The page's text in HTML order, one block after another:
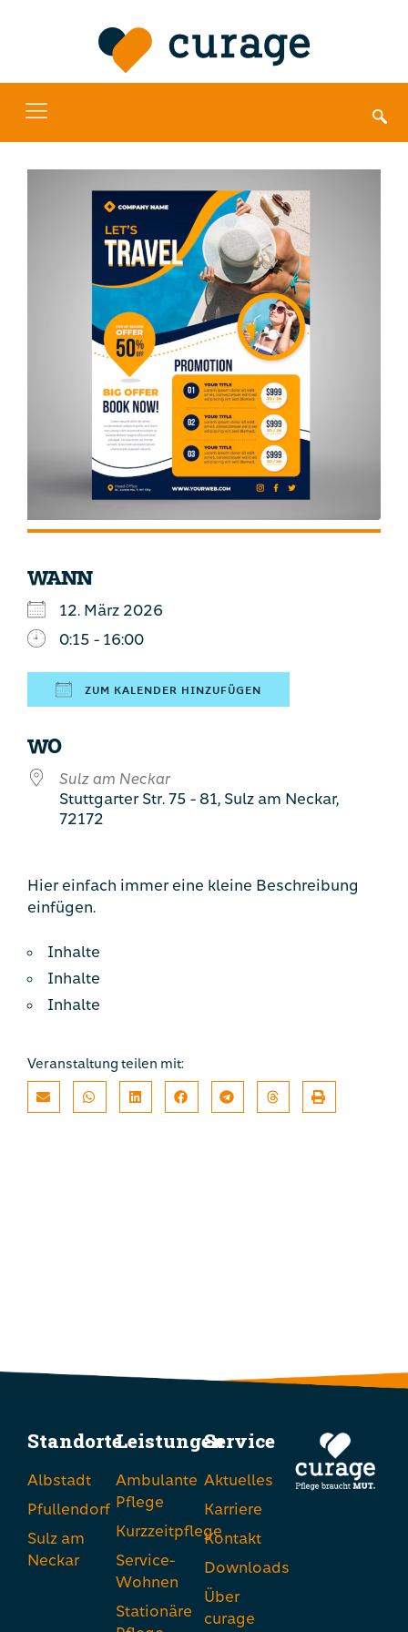
WANN
12. März 2026
0:15 - 16:00
ZUM KALENDER HINZUFÜGEN
WO
Sulz am Neckar
Stuttgarter Str. 75 - 81, Sulz am Neckar,
72172
Hier einfach immer eine kleine Beschreibung
einfügen.
Inhalte
Inhalte
Inhalte
Veranstaltung teilen mit:
Standorte
Albstadt
Pfullendorf
Sulz am
Neckar
Leistungen
Ambulante
Pflege
Kurzzeitpflege
Service-
Wohnen
Stationäre
Service
Aktuelles
Karriere
Kontakt
Downloads
Über
curage